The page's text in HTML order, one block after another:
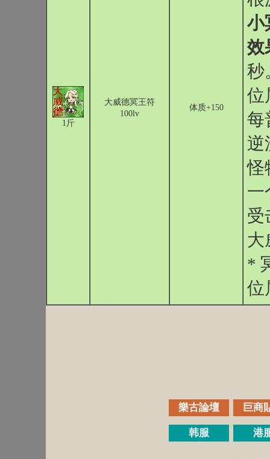
1斤
大威德冥王符
100lv
体质+150
小
效
秒
位
每
逆
怪
一
受
大
*
位
樂古論壇 巨商
韩服 港